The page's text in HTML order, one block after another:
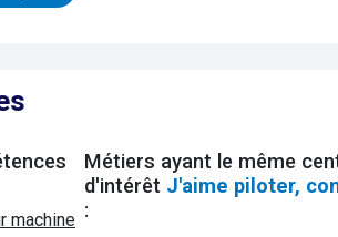
machine
Métiers ayant le même
d'intérêt J'aime piloter,
: